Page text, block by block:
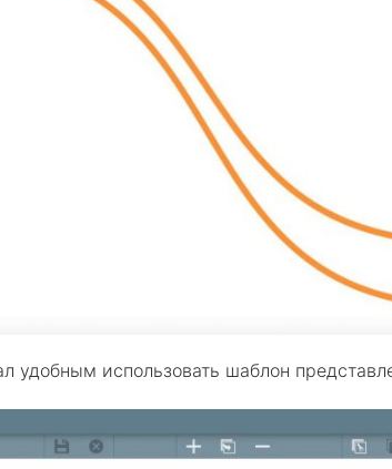
удобным использовать шаблон